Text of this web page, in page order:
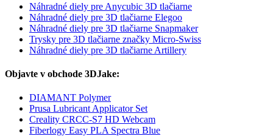
Náhradné diely pre Anycubic 3D tlačiarne
Náhradné diely pre 3D tlačiarne Elegoo
Náhradné diely pre 3D tlačiarne Snapmaker
Trysky pre 3D tlačiarne značky Micro-Swiss
Náhradné diely pre 3D tlačiarne Artillery
Objavte v obchode 3DJake:
DIAMANT Polymer
Prusa Lubricant Applicator Set
Creality CRCC-S7 HD Webcam
Fiberlogy Easy PLA Spectra Blue